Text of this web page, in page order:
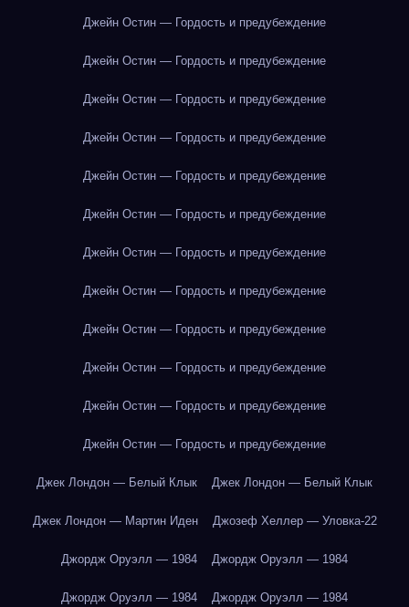
Джейн Остин — Гордость и предубеждение
Джейн Остин — Гордость и предубеждение
Джейн Остин — Гордость и предубеждение
Джейн Остин — Гордость и предубеждение
Джейн Остин — Гордость и предубеждение
Джейн Остин — Гордость и предубеждение
Джейн Остин — Гордость и предубеждение
Джейн Остин — Гордость и предубеждение
Джейн Остин — Гордость и предубеждение
Джейн Остин — Гордость и предубеждение
Джейн Остин — Гордость и предубеждение
Джейн Остин — Гордость и предубеждение
Джек Лондон — Белый Клык Джек Лондон — Белый Клык
Джек Лондон — Мартин Иден Джозеф Хеллер — Уловка-22
Джордж Оруэлл — 1984 Джордж Оруэлл — 1984
Джордж Оруэлл — 1984 Джордж Оруэлл — 1984